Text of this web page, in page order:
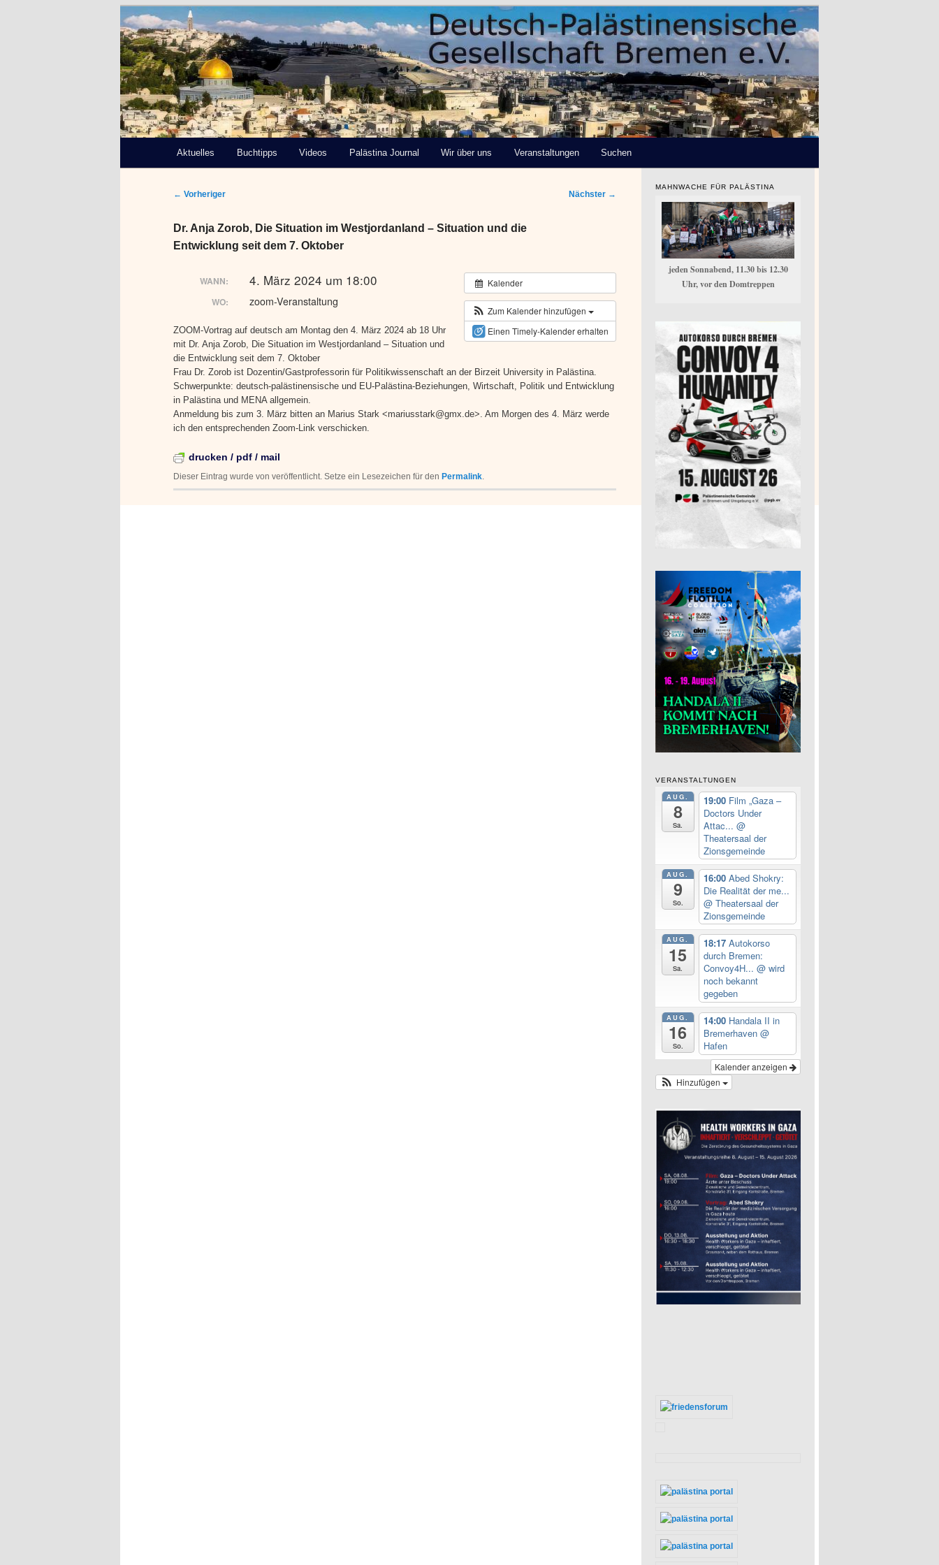
Deutsch-Palästinensische Gesellschaft
Bremen e.V.
Zum
springen
Aktuelles Buchtipps Videos Palästina Journal Wir über uns Veranstaltungen Suchen
Beitragsnavigation
← Vorheriger Nächster →
Dr. Anja Zorob, Die Situation im Westjordanland – Situation und die
Entwicklung seit dem 7. Oktober
Kalender
Zum Kalender hinzufügen
Einen Timely-Kalender erhalten
WANN: 4. März 2024 um 18:00
WO: zoom-Veranstaltung
ZOOM-Vortrag auf deutsch am Montag den 4. März 2024 ab 18 Uhr
mit Dr. Anja Zorob, Die Situation im Westjordanland – Situation und
die Entwicklung seit dem 7. Oktober
Frau Dr. Zorob ist Dozentin/Gastprofessorin für Politikwissenschaft an der Birzeit University in Palästina.
Schwerpunkte: deutsch-palästinensische und EU-Palästina-Beziehungen, Wirtschaft, Politik und Entwicklung
in Palästina und MENA allgemein.
Anmeldung bis zum 3. März bitten an Marius Stark <mariusstark@gmx.de>. Am Morgen des 4. März werde
ich den entsprechenden Zoom-Link verschicken.
drucken / pdf / mail
Dieser Eintrag wurde von veröffentlicht. Setze ein Lesezeichen für den Permalink
MAHNWACHE FÜR PALÄSTINA
jeden Sonnabend, 11.30 bis 12.30
Uhr, vor den Domtreppen
VERANSTALTUNGEN
AUG.
8
Sa.
19:00 Film „Gaza –
Doctors Under
Attac... @
Theatersaal der
Zionsgemeinde
AUG.
9
So.
16:00 Abed Shokry:
Die Realität der me...
@ Theatersaal der
Zionsgemeinde
AUG.
15
Sa.
18:17 Autokorso
durch Bremen:
Convoy4H... @ wird
noch bekannt
gegeben
AUG.
16
So.
14:00 Handala II in
Bremerhaven @
Hafen
Kalender anzeigen
Hinzufügen